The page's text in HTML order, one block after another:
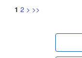
1 2 > >>